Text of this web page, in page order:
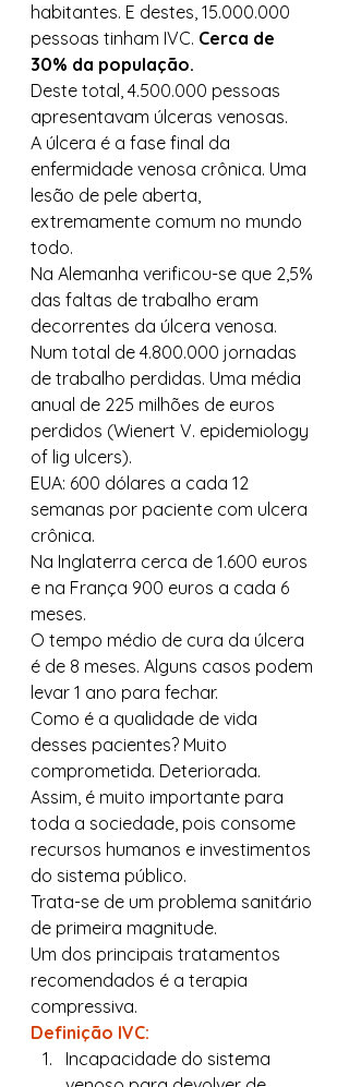
habitantes. E destes, 15.000.000
pessoas tinham IVC. Cerca de
30% da população.
Deste total, 4.500.000 pessoas
apresentavam úlceras venosas.
A úlcera é a fase final da
enfermidade venosa crônica. Uma
lesão de pele aberta,
extremamente comum no mundo
todo.
Na Alemanha verificou-se que 2,5%
das faltas de trabalho eram
decorrentes da úlcera venosa.
Num total de 4.800.000 jornadas
de trabalho perdidas. Uma média
anual de 225 milhões de euros
perdidos (Wienert V. epidemiology
of lig ulcers).
EUA: 600 dólares a cada 12
semanas por paciente com ulcera
crônica.
Na Inglaterra cerca de 1.600 euros
e na França 900 euros a cada 6
meses.
O tempo médio de cura da úlcera
é de 8 meses. Alguns casos podem
levar 1 ano para fechar.
Como é a qualidade de vida
desses pacientes? Muito
comprometida. Deteriorada.
Assim, é muito importante para
toda a sociedade, pois consome
recursos humanos e investimentos
do sistema público.
Trata-se de um problema sanitário
de primeira magnitude.
Um dos principais tratamentos
recomendados é a terapia
compressiva.
Definição IVC:
Incapacidade do sistema